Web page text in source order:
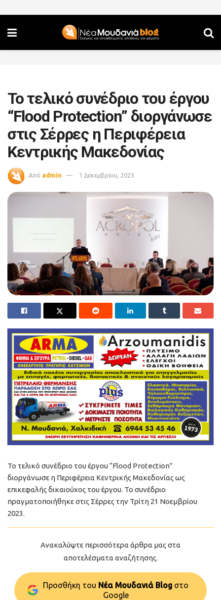
Το τελικό συνέδριο του έργου
“Flood Protection” διοργάνωσε
στις Σέρρες η Περιφέρεια
Κεντρικής Μακεδονίας
Από admin 1 Δεκεμβρίου, 2023
Το τελικό συνέδριο του έργου “Flood Protection”
διοργάνωσε η Περιφέρεια Κεντρικής Μακεδονίας ως
επικεφαλής δικαιούχος του έργου. Το συνέδριο
πραγματοποιήθηκε στις Σέρρες την Τρίτη 21 Νοεμβρίου
2023.
Ανακαλύψτε περισσότερα άρθρα μας στα
αποτελέσματα αναζήτησης.
Προσθήκη του Νέα Μουδανιά Blog στo
Google